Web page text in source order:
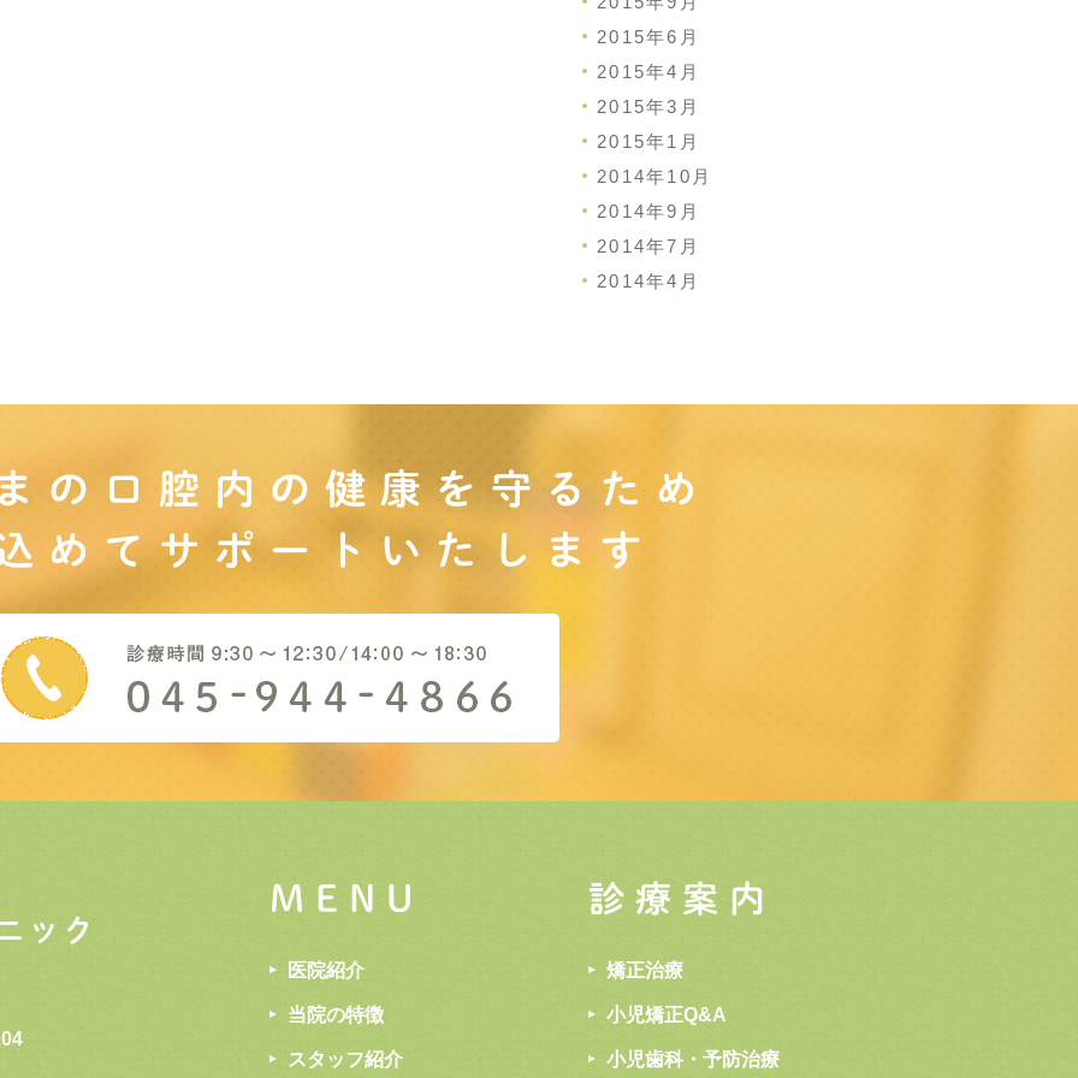
2015年6月
2015年4月
2015年3月
2015年1月
2014年10月
2014年9月
2014年7月
2014年4月
の口腔内の 健康を守るため
めてサポート いたします
MENU
医院紹介
当院の特徴
スタッフ紹介
診療案内
矯正治療
小児矯正Q&A
小児歯科・予防治療